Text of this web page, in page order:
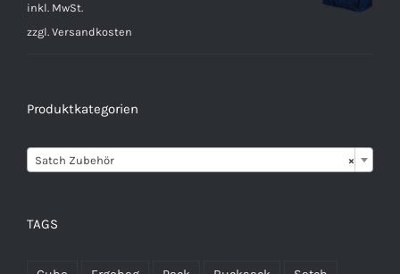
inkl. MwSt.
zzgl. Versandkosten
Produktkategorien
×
Satch Zubehör
TAGS